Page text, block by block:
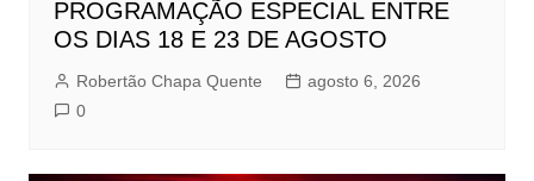
PROGRAMAÇÃO ESPECIAL ENTRE
OS DIAS 18 E 23 DE AGOSTO
Robertão Chapa Quente
agosto 6, 2026
0